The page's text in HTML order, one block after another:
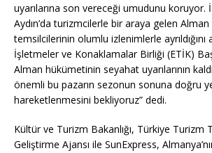
uyarılarına son vereceği umudunu koruyor.
Aydın’da turizmcilerle bir araya gelen
temsilcilerinin olumlu izlenimlerle
İşletmeler ve Konaklamalar Birliği (ETİK)
Alman hükümetinin seyahat uyarılarının
önemli bu pazarın sezonun sonuna doğru
hareketlenmesini bekliyoruz” dedi.
Kültür ve Turizm Bakanlığı, Türkiye Turizm
Geliştirme Ajansı ile SunExpress,